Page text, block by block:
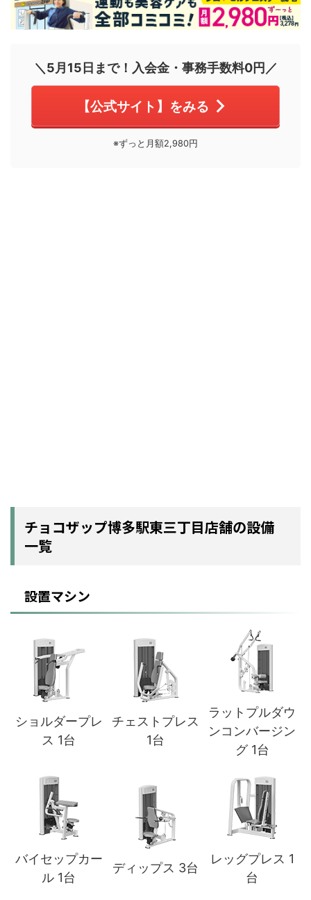
＼5月15日まで！入会金・事務手数料0円／
【公式サイト】をみる
※ずっと月額2,980円
チョコザップ博多駅東三丁目店舗の設備
一覧
設置マシン
ショルダープレ
ス 1台
チェストプレス
1台
ラットプルダウ
ンコンバージン
グ 1台
バイセップカー
ル 1台
ディップス 3台
レッグプレス 1
台